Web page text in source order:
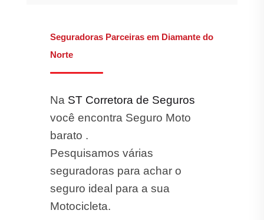
Seguradoras Parceiras em Diamante do
Norte
Na ST Corretora de Seguros
você encontra Seguro Moto
barato .
Pesquisamos várias
seguradoras para achar o
seguro ideal para a sua
Motocicleta.